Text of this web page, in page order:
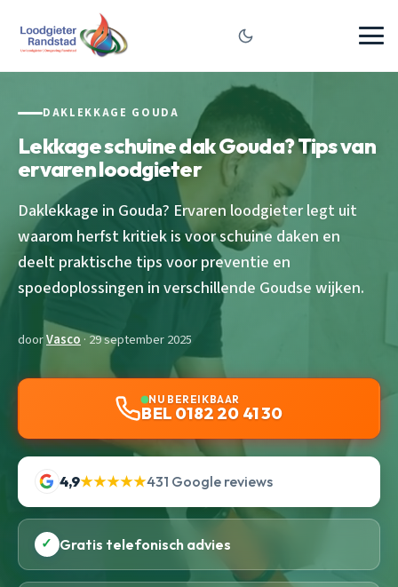
DAKLEKKAGE GOUDA
Lekkage schuine dak Gouda? Tips van
ervaren loodgieter
Daklekkage in Gouda? Ervaren loodgieter legt uit
waarom herfst kritiek is voor schuine daken en
deelt praktische tips voor preventie en
spoedoplossingen in verschillende Goudse wijken.
doorVasco · 29 september 2025
NU BEREIKBAAR
BEL 0182 20 41 30
4,9★★★★★431 Google reviews
✓ Gratis telefonisch advies